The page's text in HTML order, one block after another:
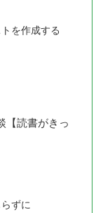
を作成する
【読書がきっ
ずに